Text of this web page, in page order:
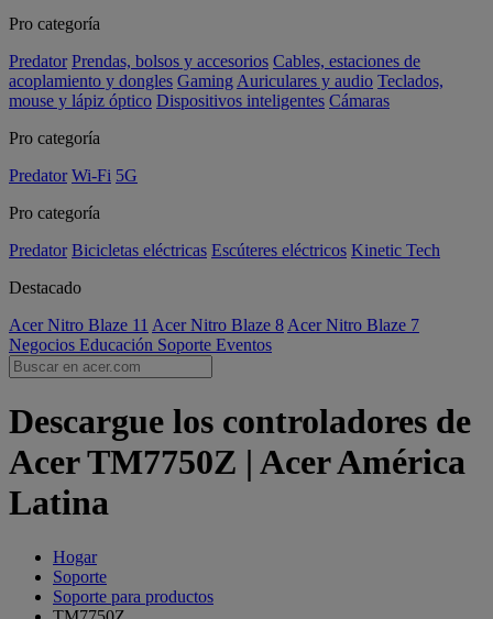
Pro categoría
Predator Prendas, bolsos y accesorios Cables, estaciones de
acoplamiento y dongles Gaming Auriculares y audio Teclados,
mouse y lápiz óptico Dispositivos inteligentes Cámaras
Pro categoría
Predator Wi-Fi 5G
Pro categoría
Predator Bicicletas eléctricas Escúteres eléctricos Kinetic Tech
Destacado
Acer Nitro Blaze 11 Acer Nitro Blaze 8 Acer Nitro Blaze 7
Negocios Educación Soporte Eventos
Descargue los controladores de
Acer TM7750Z | Acer América
Latina
Hogar
Soporte
Soporte para productos